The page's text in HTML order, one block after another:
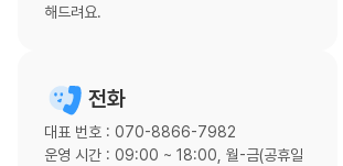
해드려요.
전화
대표 번호 : 070-8866-7982
운영 시간 : 09:00 ~ 18:00, 월-금(공휴일